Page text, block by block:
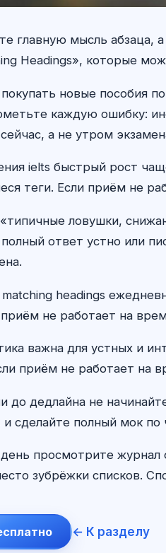
главную мысль
Headings», которые
новые пособия
каждую ошибку:
а не утром
ielts быстрый рост
теги. Если приём не
ловушки,
ответ устно или
headings
приём не работает на
важна для устных и
приём не работает на
до дедлайна не
и сделайте полный мок
просмотрите
зубрёжки списков.
← К разделу